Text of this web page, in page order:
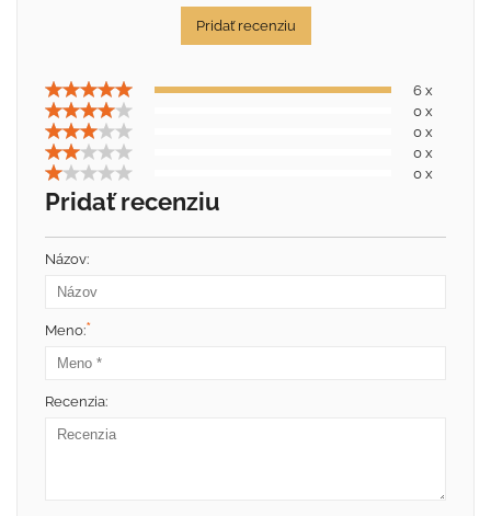
Pridať recenziu
6 x
0 x
0 x
0 x
0 x
Pridať recenziu
Názov:
Meno:*
Recenzia: